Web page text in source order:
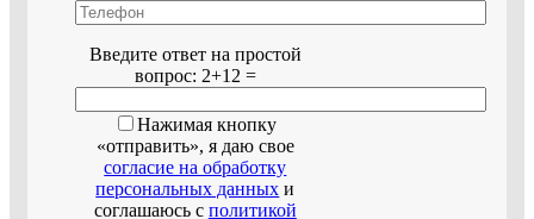
Введите ответ на простой
вопрос: 2+12 =
Нажимая кнопку
«отправить», я даю свое
согласие на обработку
персональных данных и
соглашаюсь с политикой